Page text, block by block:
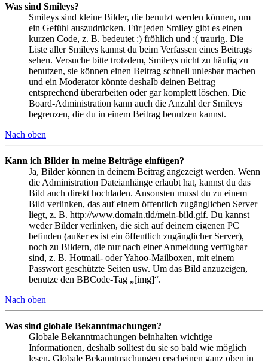
Was sind Smileys?
Smileys sind kleine Bilder, die benutzt werden können, um
ein Gefühl auszudrücken. Für jeden Smiley gibt es einen
kurzen Code, z. B. bedeutet :) fröhlich und :( traurig. Die
Liste aller Smileys kannst du beim Verfassen eines Beitrags
sehen. Versuche bitte trotzdem, Smileys nicht zu häufig zu
benutzen, sie können einen Beitrag schnell unlesbar machen
und ein Moderator könnte deshalb deinen Beitrag
entsprechend überarbeiten oder gar komplett löschen. Die
Board-Administration kann auch die Anzahl der Smileys
begrenzen, die du in einem Beitrag benutzen kannst.
Nach oben
Kann ich Bilder in meine Beiträge einfügen?
Ja, Bilder können in deinem Beitrag angezeigt werden. Wenn
die Administration Dateianhänge erlaubt hat, kannst du das
Bild auch direkt hochladen. Ansonsten musst du zu einem
Bild verlinken, das auf einem öffentlich zugänglichen Server
liegt, z. B. http://www.domain.tld/mein-bild.gif. Du kannst
weder Bilder verlinken, die sich auf deinem eigenen PC
befinden (außer es ist ein öffentlich zugänglicher Server),
noch zu Bildern, die nur nach einer Anmeldung verfügbar
sind, z. B. Hotmail- oder Yahoo-Mailboxen, mit einem
Passwort geschützte Seiten usw. Um das Bild anzuzeigen,
benutze den BBCode-Tag „[img]“.
Nach oben
Was sind globale Bekanntmachungen?
Globale Bekanntmachungen beinhalten wichtige
Informationen, deshalb solltest du sie so bald wie möglich
lesen. Globale Bekanntmachungen erscheinen ganz oben in